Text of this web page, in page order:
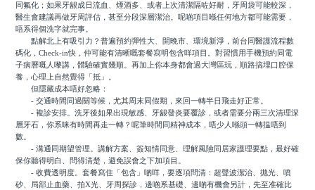
同氟化；如果牙龈成日流血、煙酒多、或者上次清潔隔咗好耐，牙周袋可能較深，
醫生會建議再做牙周評估，甚至分段深層潔治。呢啲項目喺任何地方都可能需要，
唔系得個洗字就完事。
點解北上有吸引力？普遍預約彈性大、開晚市、環境新淨，前台同醫護流程數
碼化，Check-in快，仲可能有清晰嘅套餐寫明包含咩項目。對習慣用手機預約同電
子病曆嘅人嚟講，體驗確實幾順。再加上你本身都會過大灣區玩，順路搞埋口腔保
養，心理上自然覺得「抵」。
但隱藏成本唔好忽略：
- 交通時間同過關等候，尤其周末同假期，來回一轉半日飛走好正常。
- 複診安排。洗牙後如果出現敏感、牙龈發炎要覆診，或者需要分兩三次清理深
層牙石，你系咪有時間再走一轉？呢筆時間同精神成本，唔少人喺頭一轉揾唔到
數。
- 溝通同期望管理。講解方案、簽知情同意、理解風險同居家護理要點，最好確
保你聽得明白、問得清楚，避免誤會之下加項目。
- 收費透明度。套餐寫住「包含」啲咩，要逐項問清：超聲波潔治、抛光、噴
砂、局部止血藥、拍X光、牙周探診，邊啲系基礎、邊啲有機會另計，先至准確比